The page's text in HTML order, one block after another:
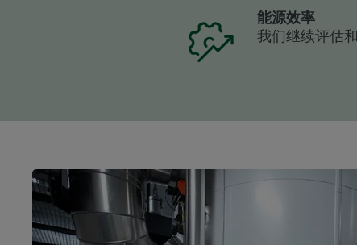
能源效率
我们继续评估